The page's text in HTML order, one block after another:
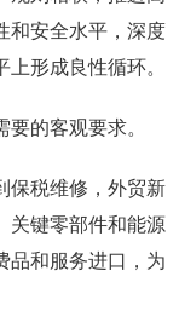
和安全水平，深度
形成良性循环。
的客观要求。
保税维修，外贸新
关键零部件和能源
品和服务进口，为